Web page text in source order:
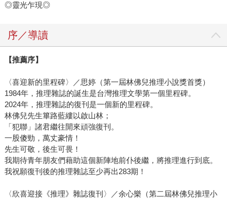
◎靈光乍現◎
序／導讀
【推薦序】
〈喜迎新的里程碑〉／思婷（第一屆林佛兒推理小說獎首獎）
1984年，推理雜誌的誕生是台灣推理文學第一個里程碑。
2024年，推理雜誌的復刊是一個新的里程碑。
林佛兒先生篳路藍縷以啟山林；
「犯聯」諸君繼往開來頑強復刊。
一股傻勁，萬丈豪情！
先生可敬，後生可畏！
我期待青年朋友們藉助這個新陣地前仆後繼，將推理進行到底。
我祝願復刊後的推理雜誌至少再出283期！
〈欣喜迎接《推理》雜誌復刊〉／余心樂（第二屆林佛兒推理小